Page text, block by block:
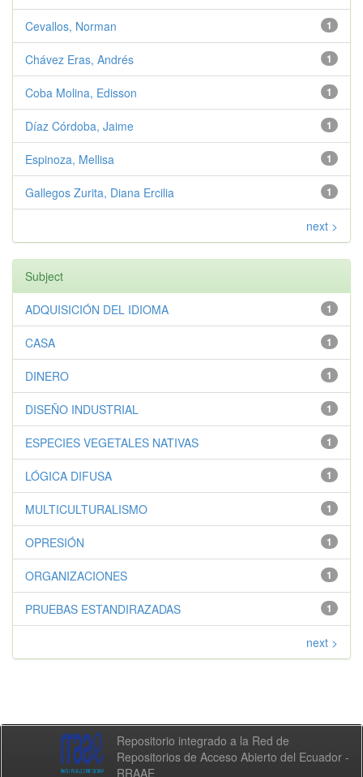
1
Cevallos, Norman
1
Chávez Eras, Andrés
1
Coba Molina, Edisson
1
Díaz Córdoba, Jaime
1
Espinoza, Mellisa
1
Gallegos Zurita, Diana Ercilia
next >
Subject
1
ADQUISICIÓN DEL IDIOMA
1
CASA
1
DINERO
1
DISEÑO INDUSTRIAL
1
ESPECIES VEGETALES NATIVAS
1
LÓGICA DIFUSA
1
MULTICULTURALISMO
1
OPRESIÓN
1
ORGANIZACIONES
1
PRUEBAS ESTANDIRAZADAS
next >
Repositorio integrado a la Red de
Repositorios de Acceso Abierto del Ecuador -
RRAAE